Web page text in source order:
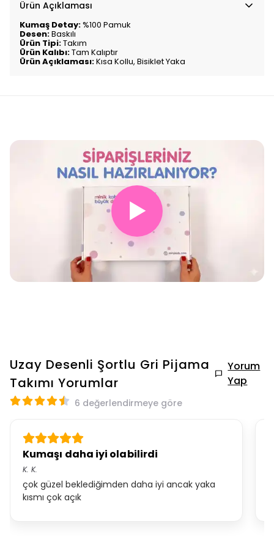
Ürün Açıklaması
Kumaş Detay:%100 Pamuk
Desen:Baskılı
Ürün Tipi:Takım
Ürün Kalıbı:Tam Kalıptır
Ürün Açıklaması:Kısa Kollu, Bisiklet Yaka
▶
Uzay Desenli Şortlu Gri Pijama
Takımı Yorumlar
Yorum
Yap
6 değerlendirmeye göre
Kumaşı daha iyi olabilirdi
K. K.
çok güzel beklediğimden daha iyi ancak yaka
kısmı çok açık